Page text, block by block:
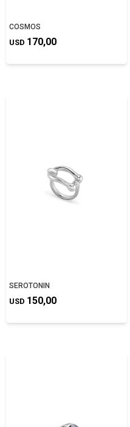
COSMOS
USD 170,00
SEROTONIN
USD 150,00